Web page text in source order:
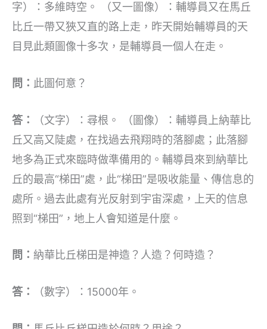
字）：多維時空。 （又一圖像）：輔導員又在馬丘
比丘一帶又狹又直的路上走，昨天開始輔導員的天
目見此類圖像十多次，是輔導員一個人在走。
問： 此圖何意？
答：
（文字）：尋根。 （圖像）：輔導員上納華比
丘又高又陡處，在找過去飛翔時的落腳處；此落腳
地多為正式來臨時做準備用的。輔導員來到納華比
丘的最高“梯田”處，此“梯田”是吸收能量、傳信息的
處所。過去此處有光反射到宇宙深處，上天的信息
照到“梯田”，地上人會知道是什麼。
問： 納華比丘梯田是神造？人造？何時造？
答： （數字）：15000年。